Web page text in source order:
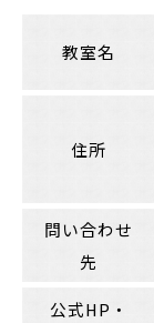
教室名
住所
問い合わせ
先
公式HP・